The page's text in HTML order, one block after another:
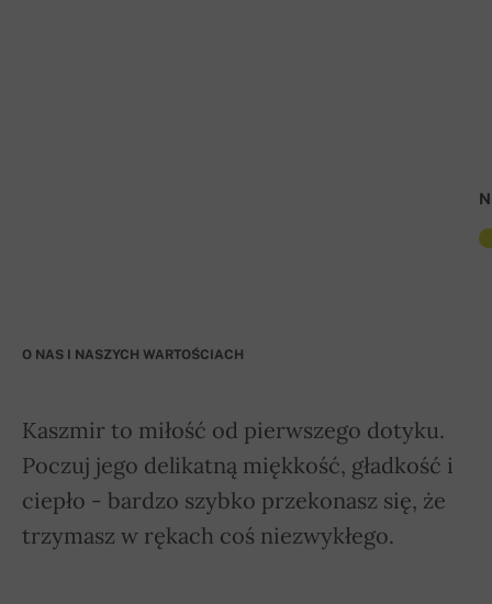
O NAS I NASZYCH WARTOŚCIACH
Kaszmir to miłość od pierwszego dotyku.
Poczuj jego delikatną miękkość, gładkość i
ciepło - bardzo szybko przekonasz się, że
trzymasz w rękach coś niezwykłego.